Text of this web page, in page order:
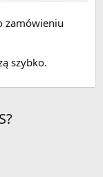
zamówieniu
szybko.